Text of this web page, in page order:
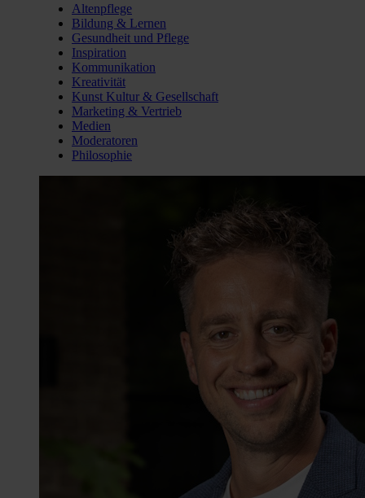
Altenpflege
Bildung & Lernen
Gesundheit und Pflege
Inspiration
Kommunikation
Kreativität
Kunst Kultur & Gesellschaft
Marketing & Vertrieb
Medien
Moderatoren
Philosophie